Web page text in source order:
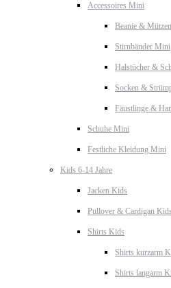
Accessoires Mini
Beanie &
Stirnbänder Mini
Halstücher &
Socken &
Fäustlinge &
Schuhe Mini
Festliche Kleidung Mini
Kids 6-14 Jahre
Jacken Kids
Pullover & Cardigan Kids
Shirts Kids
Shirts kurzarm
Shirts langarm